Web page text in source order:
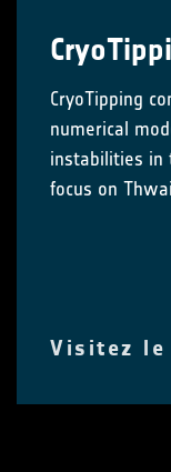
CryoTipping
numerical
instabilities in
focus on
Visitez